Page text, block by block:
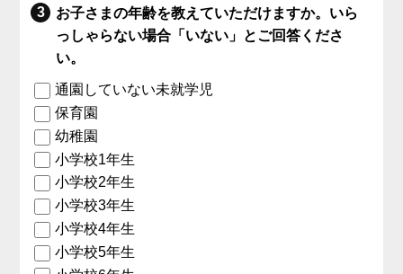
お子さまの年齢を教えていただけますか。いら
っしゃらない場合「いない」とご回答くださ
い。
通園していない未就学児
保育園
幼稚園
小学校1年生
小学校2年生
小学校3年生
小学校4年生
小学校5年生